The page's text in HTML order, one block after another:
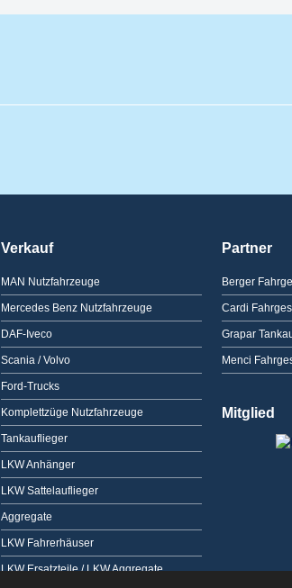
Verkauf
MAN Nutzfahrzeuge
Mercedes Benz Nutzfahrzeuge
DAF-Iveco
Scania / Volvo
Ford-Trucks
Komplettzüge Nutzfahrzeuge
Tankauflieger
LKW Anhänger
LKW Sattelauflieger
Aggregate
LKW Fahrerhäuser
LKW Ersatzteile / LKW Aggregate
Partner
Berger
Cardi
Grapar
Menci
Mitglied